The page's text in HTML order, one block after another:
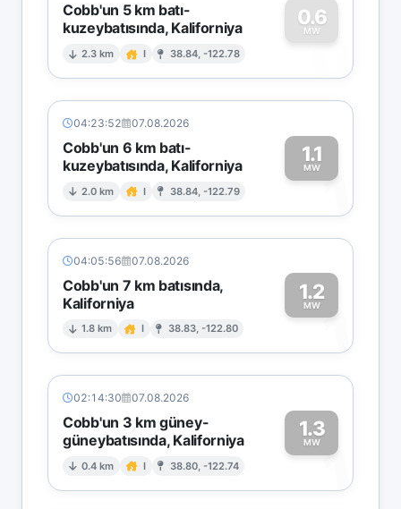
Cobb'un 5 km batı-
kuzeybatısında, Kaliforniya
2.3 km I 38.84, -122.78
0.6
MW
0
04:23:52 07.08.2026
Cobb'un 6 km batı-
kuzeybatısında, Kaliforniya
2.0 km I 38.84, -122.79
1.1
MW1
04:05:56 07.08.2026
Cobb'un 7 km batısında,
Kaliforniya
1.8 km I 38.83, -122.80
1.2
MW1
02:14:30 07.08.2026
Cobb'un 3 km güney-
güneybatısında, Kaliforniya
0.4 km I 38.80, -122.74
1.3
MW1